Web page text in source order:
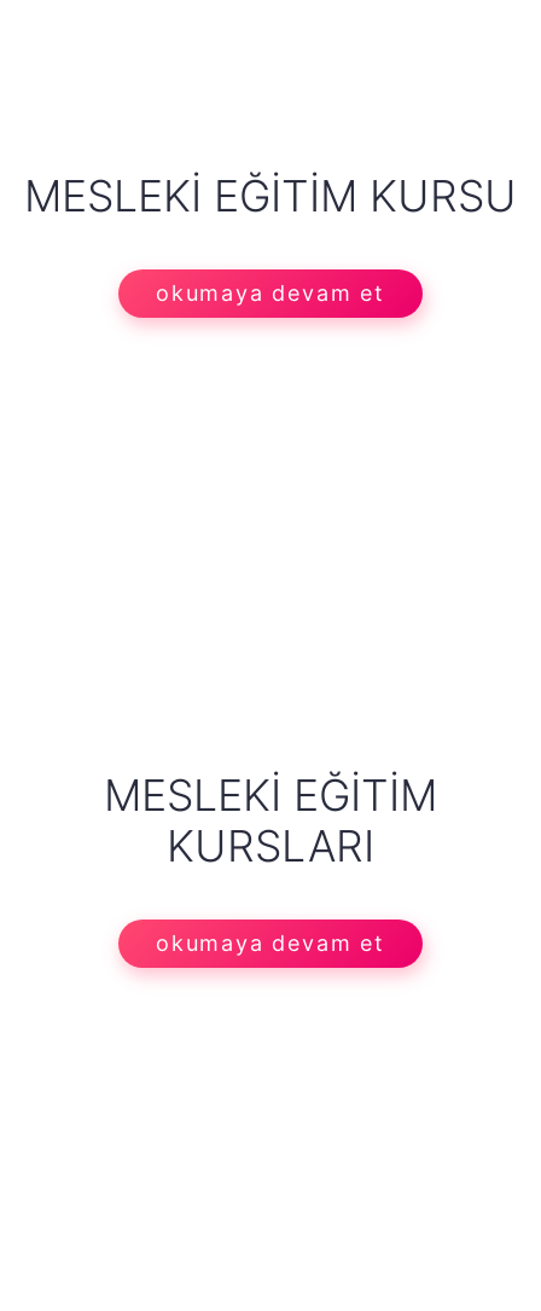
MESLEKI EĞITIM KURSU
okumaya devam et
MESLEKI EĞITIM
KURSLARI
okumaya devam et